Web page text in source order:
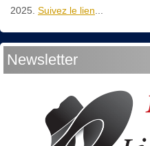
2025. Suivez le lien
Newsletter